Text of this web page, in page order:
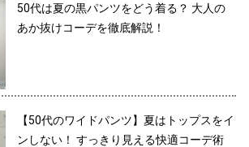
50代は夏の黒パンツをどう着る？ 大人の
あか抜けコーデを徹底解説！
【50代のワイドパンツ】夏はトップスをイ
ンしない！ すっきり見える快適コーデ術